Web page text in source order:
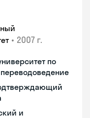
• 2007 г.
по
и